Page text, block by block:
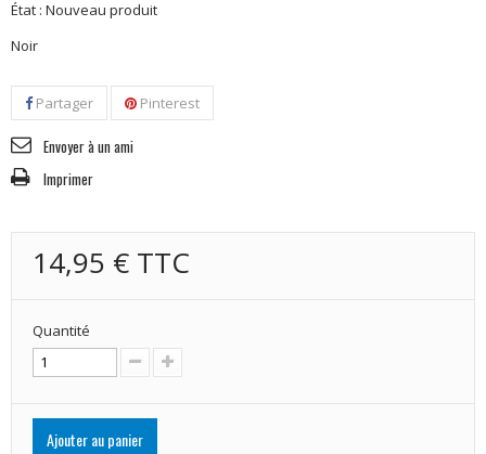
État : Nouveau produit
Noir
Partager Pinterest
Envoyer à un ami
Imprimer
14,95 € TTC
Quantité
Ajouter au panier